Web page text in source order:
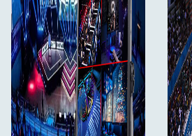
VESA montážní body
Vestavěné montážní body VESA
ATEM156 nemusíte jako mnoho
vsazovat do rámů či stojanů,
vysílací monitor do kójí, na zdi
Hliníkový rám